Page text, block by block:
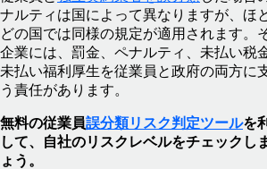
ナルティは国によって異なりますが、ほ
どの国では同様の規定が適用されます。
企業には、罰金、ペナルティ、未払い税金
未払い福利厚生を従業員と政府の両方に
う責任があります。
無料の従業員誤分類リスク判定ツールを
して、自社のリスクレベルをチェックし
ょう。